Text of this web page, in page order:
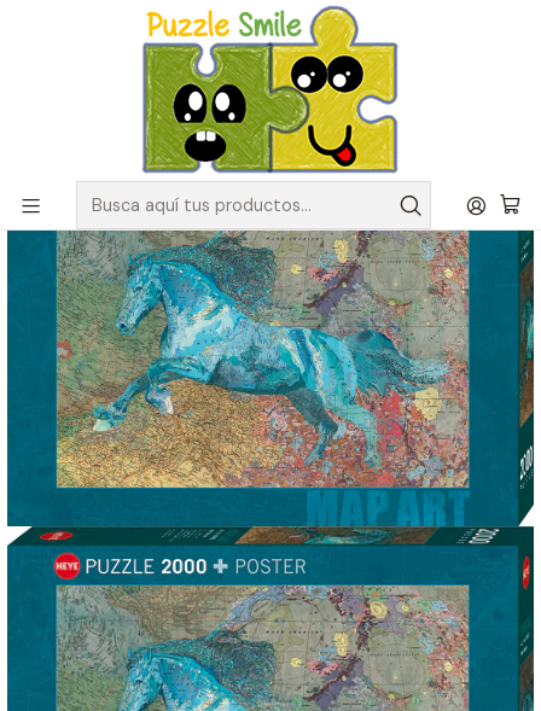
Envíos GRATIS para pedidos sobre $50.000 en Regiones de la
Catálogo de Puzzles y Rompecabezas
Marcas
Puzzle 2000 Piezas | Map Horse